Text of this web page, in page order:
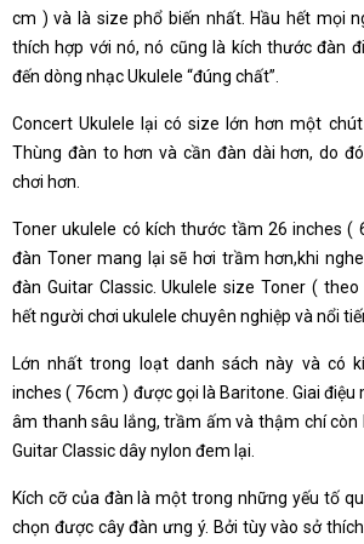
cm ) và là size phổ biến nhất. Hầu hết mọi
thích hợp với nó, nó cũng là kích thước đàn
đến dòng nhạc Ukulele “đúng chất”.
Concert Ukulele lại có size lớn hơn một
Thùng đàn to hơn và cần đàn dài hơn, do
chơi hơn.
Toner ukulele có kích thước tầm 26 inches (
đàn Toner mang lại sẽ hơi trầm hơn,khi
đàn Guitar Classic. Ukulele size Toner (
hết người chơi ukulele chuyên nghiệp và nổi
Lớn nhất trong loạt danh sách này và có
inches ( 76cm ) được gọi là Baritone. Giai
âm thanh sâu lắng, trầm ấm và thậm chí
Guitar Classic dây nylon đem lại.
Kích cỡ của đàn là một trong những yếu tố
chọn được cây đàn ưng ý. Bởi tùy vào sở